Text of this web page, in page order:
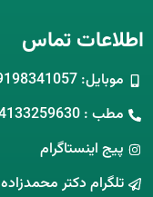
اطلاعات تماس
موبایل: 09198341057
مطب : 04133259630
پیج اینستاگرام
تلگرام دکتر محمدزاده